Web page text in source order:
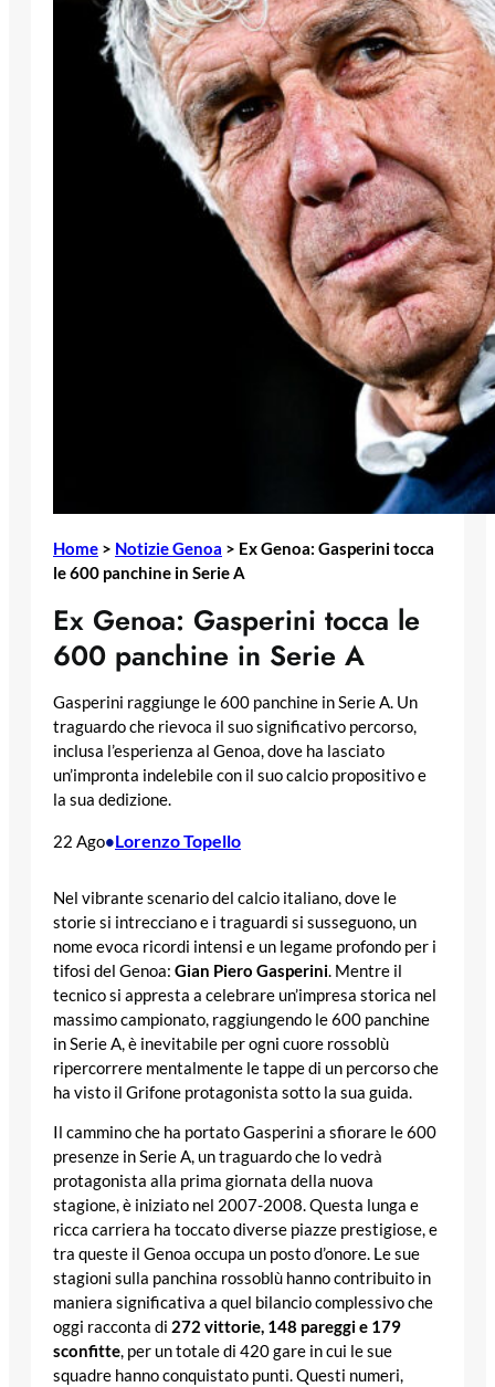
Home > Notizie Genoa > Ex Genoa: Gasperini tocca
le 600 panchine in Serie A
Ex Genoa: Gasperini tocca le
600 panchine in Serie A
Gasperini raggiunge le 600 panchine in Serie A. Un
traguardo che rievoca il suo significativo percorso,
inclusa l’esperienza al Genoa, dove ha lasciato
un’impronta indelebile con il suo calcio propositivo e
la sua dedizione.
22 Ago•Lorenzo Topello
Nel vibrante scenario del calcio italiano, dove le
storie si intrecciano e i traguardi si susseguono, un
nome evoca ricordi intensi e un legame profondo per i
tifosi del Genoa: Gian Piero Gasperini. Mentre il
tecnico si appresta a celebrare un’impresa storica nel
massimo campionato, raggiungendo le 600 panchine
in Serie A, è inevitabile per ogni cuore rossoblù
ripercorrere mentalmente le tappe di un percorso che
ha visto il Grifone protagonista sotto la sua guida.
Il cammino che ha portato Gasperini a sfiorare le 600
presenze in Serie A, un traguardo che lo vedrà
protagonista alla prima giornata della nuova
stagione, è iniziato nel 2007-2008. Questa lunga e
ricca carriera ha toccato diverse piazze prestigiose, e
tra queste il Genoa occupa un posto d’onore. Le sue
stagioni sulla panchina rossoblù hanno contribuito in
maniera significativa a quel bilancio complessivo che
oggi racconta di 272 vittorie, 148 pareggi e 179
sconfitte, per un totale di 420 gare in cui le sue
squadre hanno conquistato punti. Questi numeri,